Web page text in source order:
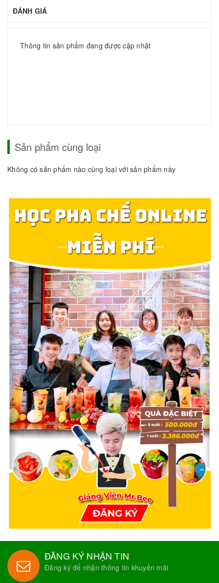
ĐÁNH GIÁ
Thông tin sản phẩm đang được cập nhật
Sản phẩm cùng loại
Không có sản phẩm nào cùng loại với sản phẩm này
ĐĂNG KÝ NHẬN TIN
Đăng ký để nhận thông tin khuyến mãi